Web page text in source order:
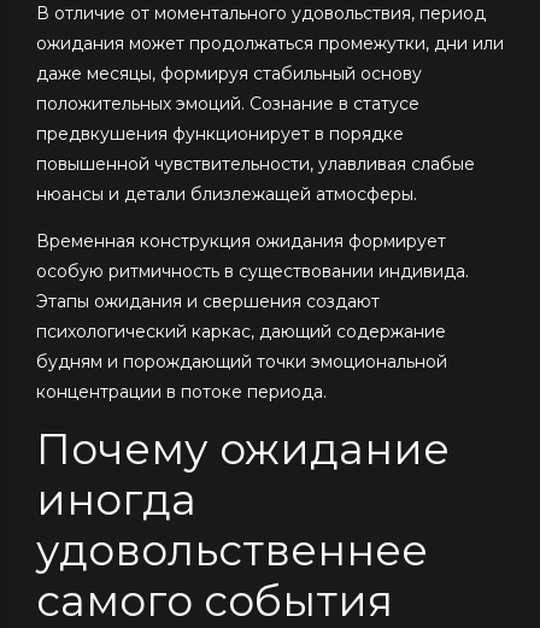
В отличие от моментального удовольствия, период
ожидания может продолжаться промежутки, дни или
даже месяцы, формируя стабильный основу
положительных эмоций. Сознание в статусе
предвкушения функционирует в порядке
повышенной чувствительности, улавливая слабые
нюансы и детали близлежащей атмосферы.
Временная конструкция ожидания формирует
особую ритмичность в существовании индивида.
Этапы ожидания и свершения создают
психологический каркас, дающий содержание
будням и порождающий точки эмоциональной
концентрации в потоке периода.
Почему ожидание
иногда
удовольственнее
самого события